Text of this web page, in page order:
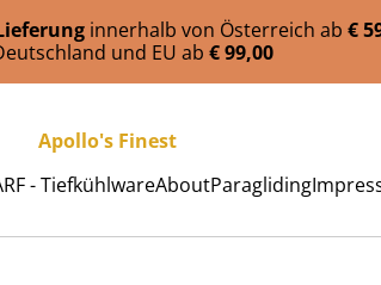
innerhalb von Österreich ab €
und EU ab € 99,00
Apollo's Finest
- TiefkühlwareAboutParagliding